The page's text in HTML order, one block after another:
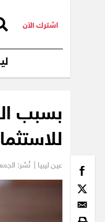
اشترك الآن
بسبب
عين ليبيا | نُشر: